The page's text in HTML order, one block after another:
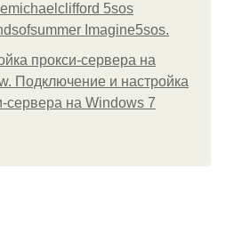
5sos
Imagine5sos.
прокси-сервера на
Подключение и настройка
сервера на Windows 7